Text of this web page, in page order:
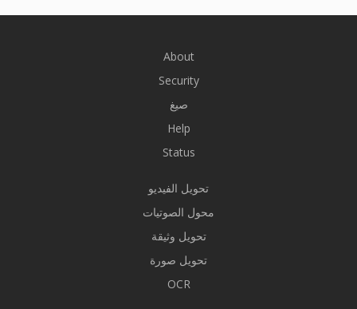
About
Security
صيغ
Help
Status
تحويل الفيديو
محول الصوتيات
تحويل وثيقة
تحويل صورة
OCR